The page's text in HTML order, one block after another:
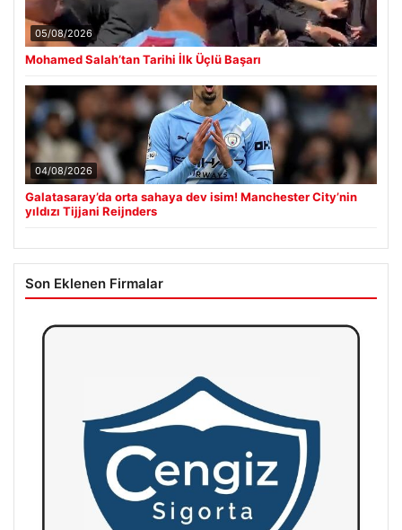
05/08/2026
Mohamed Salah’tan Tarihi İlk Üçlü Başarı
04/08/2026
Galatasaray’da orta sahaya dev isim! Manchester City’nin
yıldızı Tijjani Reijnders
Son Eklenen Firmalar